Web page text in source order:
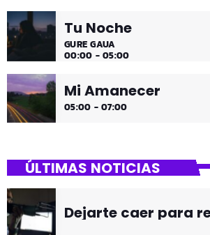
Tu Noche
GURE GAUA
00:00 - 05:00
Mi Amanecer
05:00 - 07:00
ÚLTIMAS NOTICIAS
Dejarte caer para